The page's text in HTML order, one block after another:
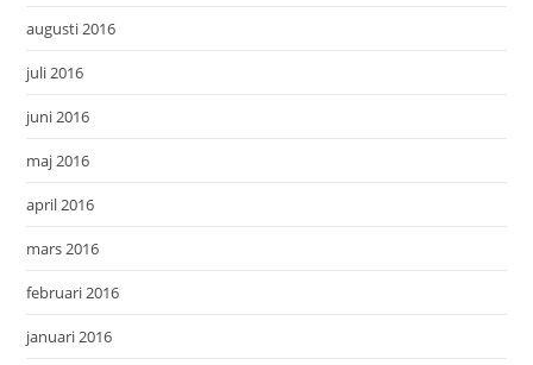
augusti 2016
juli 2016
juni 2016
maj 2016
april 2016
mars 2016
februari 2016
januari 2016